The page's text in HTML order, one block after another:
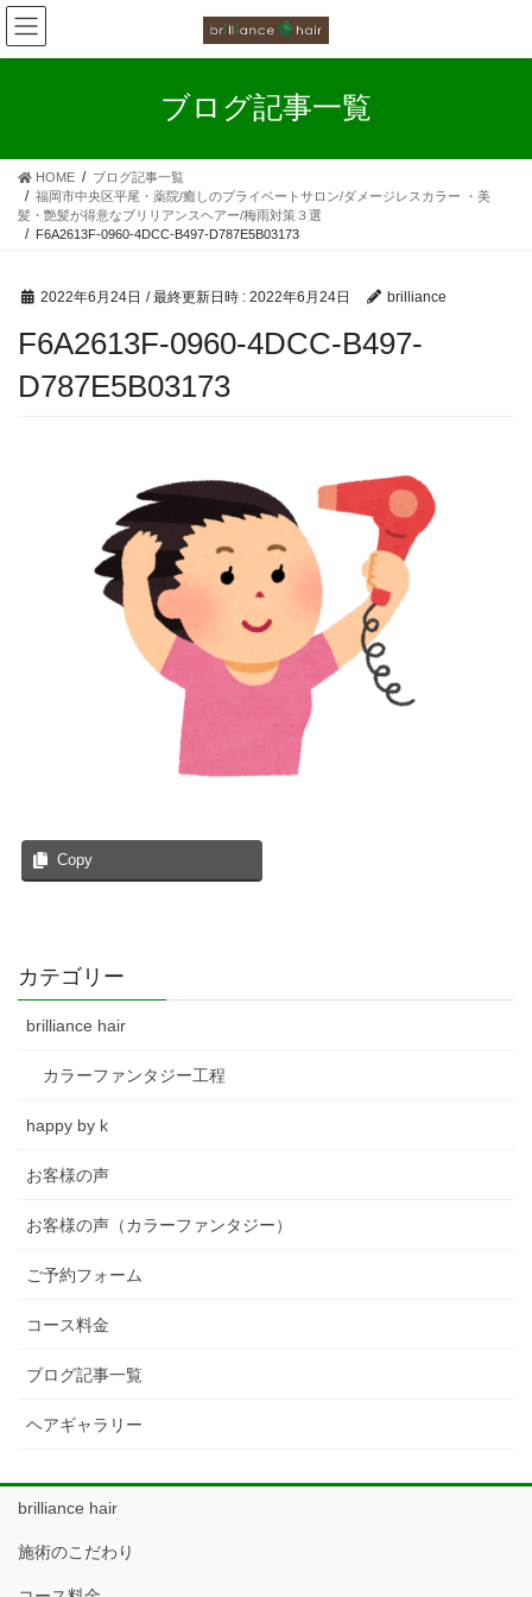
コ
ン
テ
ス
ナ
ビ
ゲ
ン
ブログ記事一覧
HOME
ブログ記事一覧
福岡市中央区平尾・薬院/癒しのプライベートサロン/ダメージレスカラー ・美
髪・艶髪が得意なブリリアンスヘアー/梅雨対策３選
F6A2613F-0960-4DCC-B497-D787E5B03173
2022年6月24日 / 最終更新日時 : 2022年6月24日 brilliance
F6A2613F-0960-4DCC-B497-
D787E5B03173
Copy
カテゴリー
brilliance hair
カラーファンタジー工程
happy by k
お客様の声
お客様の声（カラーファンタジー）
ご予約フォーム
コース料金
ブログ記事一覧
ヘアギャラリー
brilliance hair
施術のこだわり
お客様の声
カラーファンタジー工程
お客様の声（カラーファンタジー）